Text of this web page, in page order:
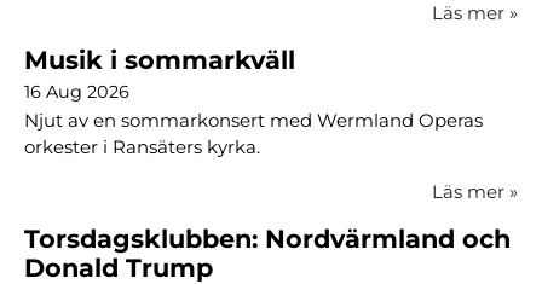
Läs mer »
Musik i sommarkväll
16 Aug 2026
Njut av en sommarkonsert med Wermland Operas
orkester i Ransäters kyrka.
Läs mer »
Torsdagsklubben: Nordvärmland och
Donald Trump